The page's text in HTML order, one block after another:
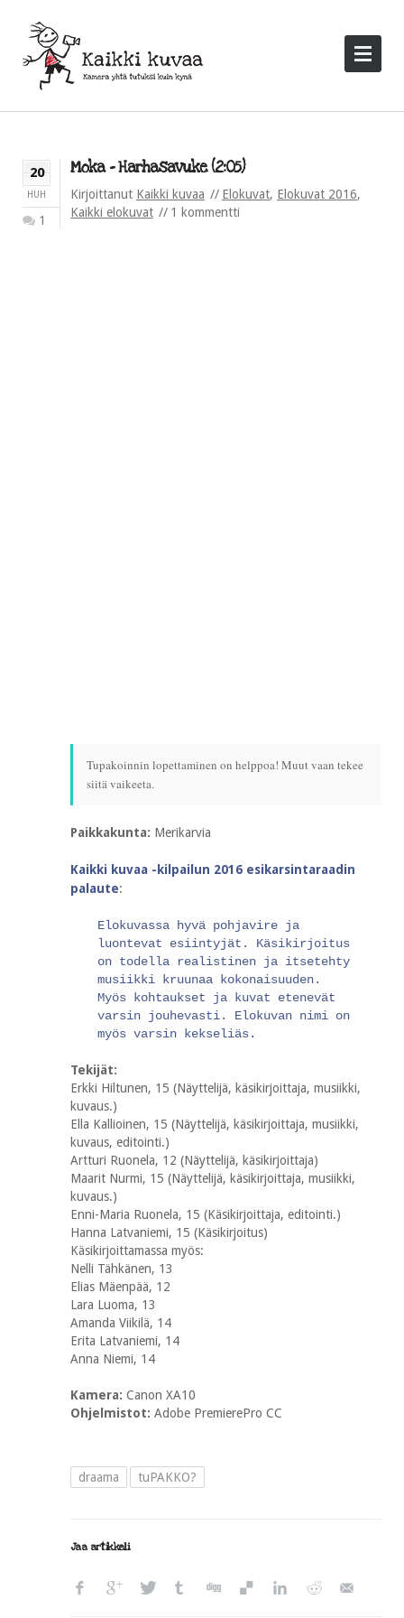
20
HUH
1
Moka – Harhasavuke (2:05)
Kirjoittanut Kaikki kuvaa Elokuvat, Elokuvat 2016,
Kaikki elokuvat
1 kommentti
Tupakoinnin lopettaminen on helppoa! Muut vaan tekee
siitä vaikeeta.
Paikkakunta: Merikarvia
Kaikki kuvaa -kilpailun 2016 esikarsintaraadin
palaute:
Elokuvassa hyvä pohjavire ja
luontevat esiintyjät. Käsikirjoitus
on todella realistinen ja itsetehty
musiikki kruunaa kokonaisuuden.
Myös kohtaukset ja kuvat etenevät
varsin jouhevasti. Elokuvan nimi on
myös varsin kekseliäs.
Tekijät:
Erkki Hiltunen, 15 (Näyttelijä, käsikirjoittaja, musiikki,
kuvaus.)
Ella Kallioinen, 15 (Näyttelijä, käsikirjoittaja, musiikki,
kuvaus, editointi.)
Artturi Ruonela, 12 (Näyttelijä, käsikirjoittaja)
Maarit Nurmi, 15 (Näyttelijä, käsikirjoittaja, musiikki,
kuvaus.)
Enni-Maria Ruonela, 15 (Käsikirjoittaja, editointi.)
Hanna Latvaniemi, 15 (Käsikirjoitus)
Käsikirjoittamassa myös:
Nelli Tähkänen, 13
Elias Mäenpää, 12
Lara Luoma, 13
Amanda Viikilä, 14
Erita Latvaniemi, 14
Anna Niemi, 14
Kamera: Canon XA10
Ohjelmistot: Adobe PremierePro CC
draama tuPAKKO?
Jaa artikkeli